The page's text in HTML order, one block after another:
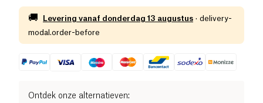
🚚 Levering vanaf donderdag 13 augustus · delivery-
modal.order-before
Ontdek onze alternatieven: